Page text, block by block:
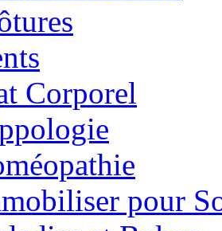
Corporel
pour